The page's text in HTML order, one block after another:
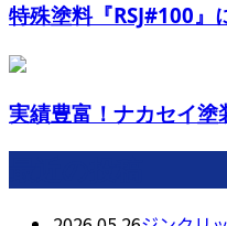
特殊塗料『RSJ#100』
実績豊富！ナカセイ